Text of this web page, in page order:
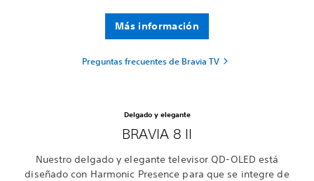
Más información
Preguntas frecuentes de Bravia TV
Delgado y elegante
BRAVIA 8 II
Nuestro delgado y elegante televisor QD-OLED está
diseñado con Harmonic Presence para que se integre de